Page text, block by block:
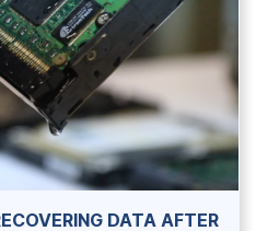
DATA AFTER